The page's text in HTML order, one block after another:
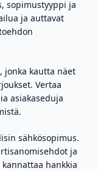
sopimustyyppi ja
ja auttavat
jonka kautta näet
Vertaa
asiakaseduja
sähkösopimus.
ja
hankkia